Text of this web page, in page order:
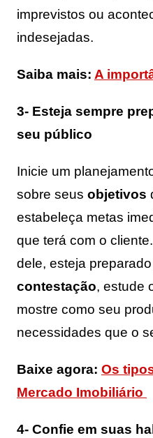
imprevistos ou
indesejadas.
Saiba mais: A
3- Esteja sempre
seu público
Inicie um
sobre seus objetivos
estabeleça metas
que terá com o
dele, esteja
contestação, estude
mostre como seu
necessidades que o
Baixe agora: Os
Mercado Imobiliário
4- Confie em suas